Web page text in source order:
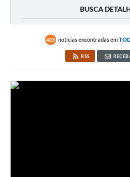
BUSCA
405 notícias encontradas em
RSS